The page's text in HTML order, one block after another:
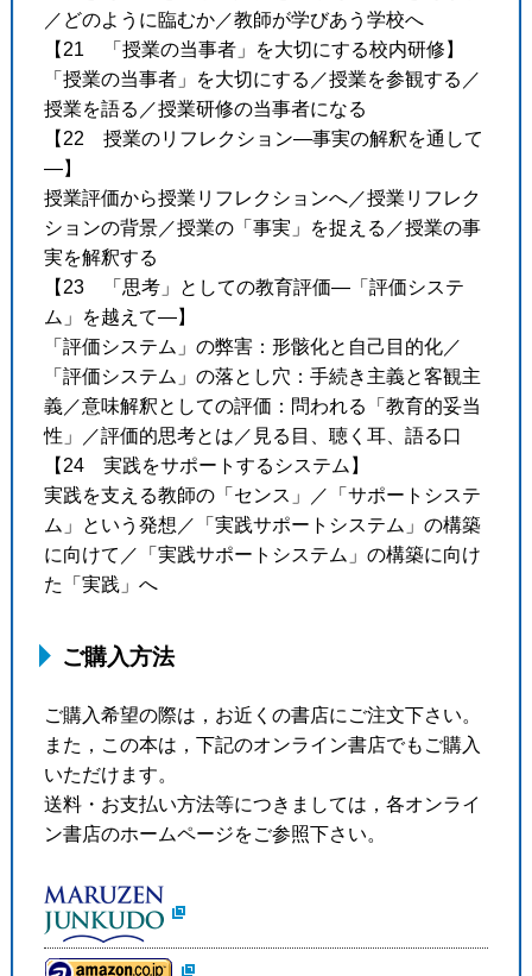
／どのように臨むか／教師が学びあう学校へ
【21 「授業の当事者」を大切にする校内研修】
「授業の当事者」を大切にする／授業を参観する／
授業を語る／授業研修の当事者になる
【22 授業のリフレクション―事実の解釈を通して
―】
授業評価から授業リフレクションへ／授業リフレク
ションの背景／授業の「事実」を捉える／授業の事
実を解釈する
【23 「思考」としての教育評価―「評価システ
ム」を越えて―】
「評価システム」の弊害：形骸化と自己目的化／
「評価システム」の落とし穴：手続き主義と客観主
義／意味解釈としての評価：問われる「教育的妥当
性」／評価的思考とは／見る目、聴く耳、語る口
【24 実践をサポートするシステム】
実践を支える教師の「センス」／「サポートシステ
ム」という発想／「実践サポートシステム」の構築
に向けて／「実践サポートシステム」の構築に向け
た「実践」へ
ご購入方法
ご購入希望の際は，お近くの書店にご注文下さい。
また，この本は，下記のオンライン書店でもご購入
いただけます。
送料・お支払い方法等につきましては，各オンライ
ン書店のホームページをご参照下さい。